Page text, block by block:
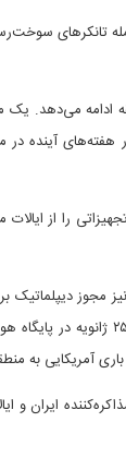
جمله تانکرهای
ادامه می‌دهد. یک
آینده در
را از
مجوز دیپلماتیک
اردن داده شد. تصاویر ماهواره‌ای نشان می‌دهد که ۱۲
ایران و